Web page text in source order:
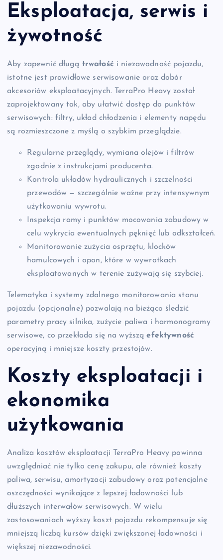
Eksploatacja, serwis i
żywotność
Aby zapewnić długą trwałość i niezawodność pojazdu,
istotne jest prawidłowe serwisowanie oraz dobór
akcesoriów eksploatacyjnych. TerraPro Heavy został
zaprojektowany tak, aby ułatwić dostęp do punktów
serwisowych: filtry, układ chłodzenia i elementy napędu
są rozmieszczone z myślą o szybkim przeglądzie.
Regularne przeglądy, wymiana olejów i filtrów
zgodnie z instrukcjami producenta.
Kontrola układów hydraulicznych i szczelności
przewodów — szczególnie ważne przy intensywnym
użytkowaniu wywrotu.
Inspekcja ramy i punktów mocowania zabudowy w
celu wykrycia ewentualnych pęknięć lub odkształceń.
Monitorowanie zużycia osprzętu, klocków
hamulcowych i opon, które w wywrotkach
eksploatowanych w terenie zużywają się szybciej.
Telematyka i systemy zdalnego monitorowania stanu
pojazdu (opcjonalne) pozwalają na bieżąco śledzić
parametry pracy silnika, zużycie paliwa i harmonogramy
serwisowe, co przekłada się na wyższąefektywność
operacyjną i mniejsze koszty przestojów.
Koszty eksploatacji i
ekonomika
użytkowania
Analiza kosztów eksploatacji TerraPro Heavy powinna
uwzględniać nie tylko cenę zakupu, ale również koszty
paliwa, serwisu, amortyzacji zabudowy oraz potencjalne
oszczędności wynikające z lepszej ładowności lub
dłuższych interwałów serwisowych. W wielu
zastosowaniach wyższy koszt pojazdu rekompensuje się
mniejszą liczbą kursów dzięki zwiększonej ładowności i
większej niezawodności.